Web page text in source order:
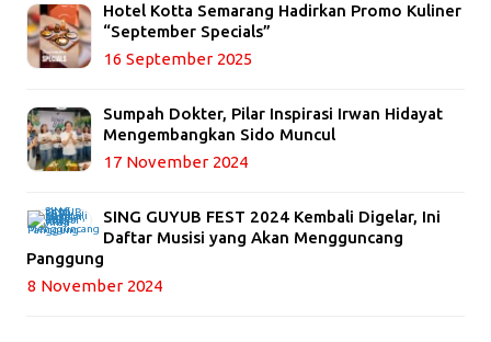
Hotel Kotta Semarang Hadirkan Promo Kuliner
“September Specials”
16 September 2025
Sumpah Dokter, Pilar Inspirasi Irwan Hidayat
Mengembangkan Sido Muncul
17 November 2024
SING GUYUB FEST 2024 Kembali Digelar, Ini
Daftar Musisi yang Akan Mengguncang
Panggung
8 November 2024